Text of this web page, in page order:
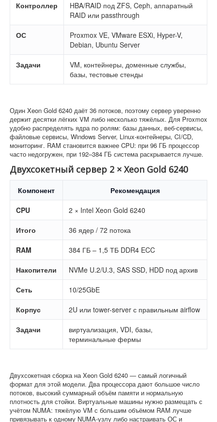
Контроллер
HBA/RAID под ZFS, Ceph, аппаратный
RAID или passthrough
ОС
Proxmox VE, VMware ESXi, Hyper-V,
Debian, Ubuntu Server
Задачи
VM, контейнеры, доменные службы,
базы, тестовые стенды
Один Xeon Gold 6240 даёт 36 потоков, поэтому сервер уверенно
держит десятки лёгких VM либо несколько тяжёлых. Для Proxmox
удобно распределять ядра по ролям: базы данных, веб-сервисы,
файловые сервисы, Windows Server, Linux-контейнеры, CI/CD,
мониторинг. RAM становится важнее CPU: при 96 ГБ процессор
часто недогружен, при 192–384 ГБ система раскрывается лучше.
Двухсокетный сервер 2 × Xeon Gold 6240
Компонент Рекомендация
CPU 2 × Intel Xeon Gold 6240
Итого 36 ядер / 72 потока
RAM 384 ГБ – 1,5 ТБ DDR4 ECC
Накопители NVMe U.2/U.3, SAS SSD, HDD под архив
Сеть 10/25GbE
Корпус 2U или tower-server с правильным airflow
Задачи
виртуализация, VDI, базы,
терминальные фермы
Двухсокетная сборка на Xeon Gold 6240 — самый логичный
формат для этой модели. Два процессора дают большое число
потоков, высокий суммарный объём памяти и нормальную
плотность для стойки. Виртуальные машины нужно размещать с
учётом NUMA: тяжёлую VM с большим объёмом RAM лучше
привязывать к одному NUMA-узлу либо настраивать ОС и